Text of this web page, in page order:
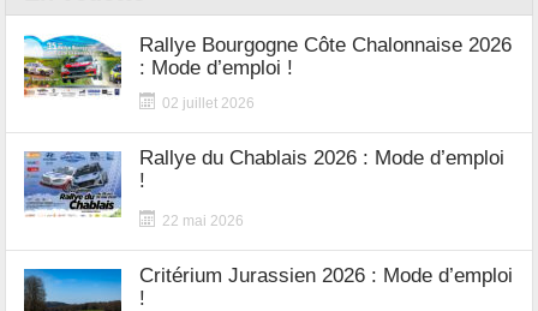
Rallye Bourgogne Côte Chalonnaise 2026
: Mode d’emploi !
02 juillet 2026
Rallye du Chablais 2026 : Mode d’emploi
!
22 mai 2026
Critérium Jurassien 2026 : Mode d’emploi
!